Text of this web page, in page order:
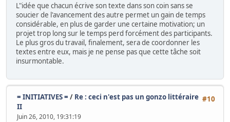
L"idée que chacun écrive son texte dans son coin sans se
soucier de l'avancement des autre permet un gain de temps
considérable, en plus de garder une certaine motivation; un
projet trop long sur le temps perd forcément des participants.
Le plus gros du travail, finalement, sera de coordonner les
textes entre eux, mais je ne pense pas que cette tâche soit
insurmontable.
#10
= INITIATIVES = / Re : ceci n'est pas un gonzo littéraire
II
Juin 26, 2010, 19:31:19